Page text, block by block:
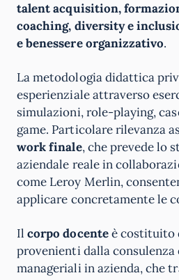
talent acquisition,
coaching, diversity e
e benessere organizzativo.
La metodologia didattica
esperienziale attraverso
simulazioni, role-playing,
game. Particolare rilevanza
work finale, che prevede lo
aziendale reale in
come Leroy Merlin,
applicare concretamente le
Ilcorpo docenteè costituito
provenienti dalla consulenza
manageriali in azienda, che